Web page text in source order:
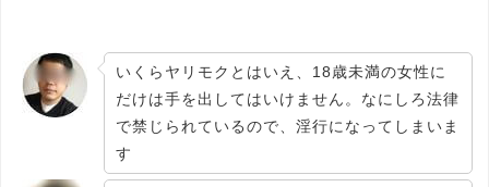
いくらヤリモクとはいえ、18歳未満の女性に
だけは手を出してはいけません。なにしろ法律
で禁じられているので、淫行になってしまいま
す